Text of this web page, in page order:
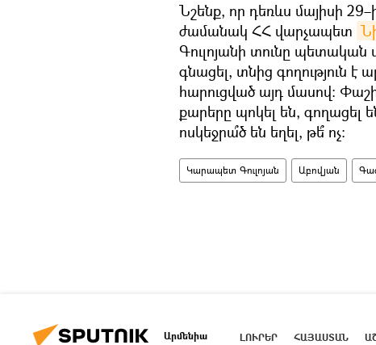
Նշենք, որ դեռևս մայիսի
ժամանակ ՀՀ վարչապետ
Գուլոյանի տունը պետական
գնացել, տնից գողություն է
հարուցված այդ մասով։
քարերը պոկել են, գողացել
ոսկեջրա՞ծ են եղել, թե՞ ոչ։
Կարապետ Գուլոյան Աբովյան
Արմենիա ԼՈՒՐԵՐ ՀԱՅԱՍՏԱՆ